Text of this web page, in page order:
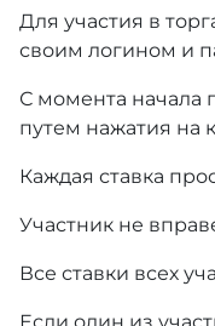
Для участия в
своим логином и
С момента начала
путем нажатия на
Каждая ставка
Участник не
Все ставки всех
Если один из